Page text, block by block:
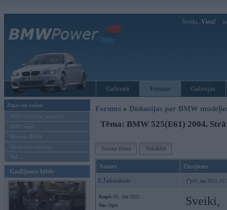
Sveiks, Viesi!
Galvenā Forums Galerijas
Ziņas un raksti
BMW modeļu jaunumi
BMW testi
Mēneša BMW
Sērijveida tūnings
Vel...
Gadījuma bilde
Forums » Diskusijas par BMW
Tēma: BMW 525(E61) 2004.
Jauna tēma Atbildēt
Autors Ziņojums
EJakuskins 01. Jan 2021,
Kopš: 01. Jan 2021
No: Ogre
Sveiki,